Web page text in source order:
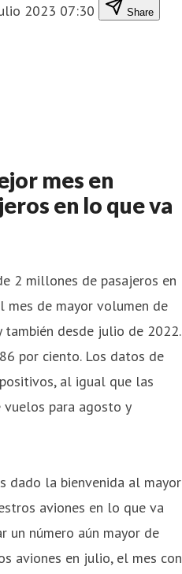
2023 07:30 Share
mes en
en lo que va
2 millones de pasajeros en
mes de mayor volumen de
desde julio de 2022.
por ciento. Los datos de
al igual que las
vuelos para agosto y
dado la bienvenida al mayor
aviones en lo que va
un número aún mayor de
aviones en julio, el mes con